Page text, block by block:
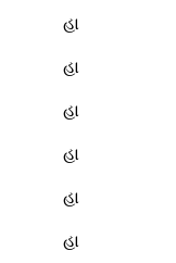
હા
હા
હા
હા
હા
હા